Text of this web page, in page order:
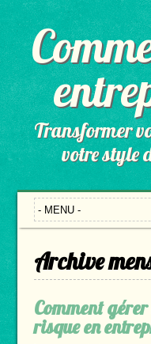
Transformer
votre style
Archive
Comment
risque en